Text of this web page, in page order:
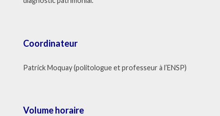
Coordinateur
Patrick Moquay (politologue et professeur à l’ENSP)
Volume horaire